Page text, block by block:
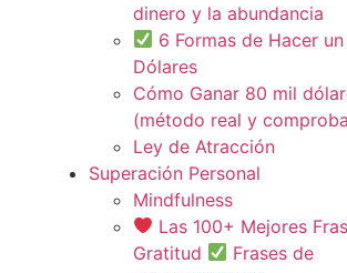
dinero y la abundancia
6 Formas de Hacer
Dólares
Cómo Ganar 80 mil
(método real y
Ley de Atracción
Superación Personal
Mindfulness
Las 100+ Mejores
Gratitud
Frases de